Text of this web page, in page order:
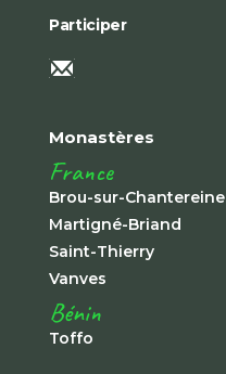
Participer
Monastères
France
Brou-sur-Chantereine
Martigné-Briand
Saint-Thierry
Vanves
Bénin
Toffo